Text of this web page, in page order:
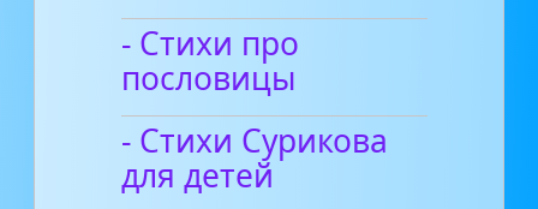
- Стихи про
пословицы
- Стихи Сурикова
для детей